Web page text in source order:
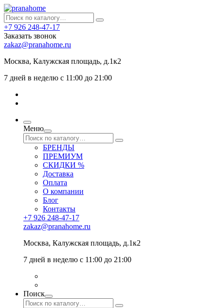
+7 926 248-47-17
Заказать звонок
zakaz@pranahome.ru
Москва, Калужская площадь, д.1к2
7 дней в неделю с 11:00 до 21:00
Меню
БРЕНДЫ
ПРЕМИУМ
СКИДКИ %
Доставка
Оплата
О компании
Блог
Контакты
+7 926 248-47-17
zakaz@pranahome.ru
Москва, Калужская площадь, д.1к2
7 дней в неделю с 11:00 до 21:00
Поиск